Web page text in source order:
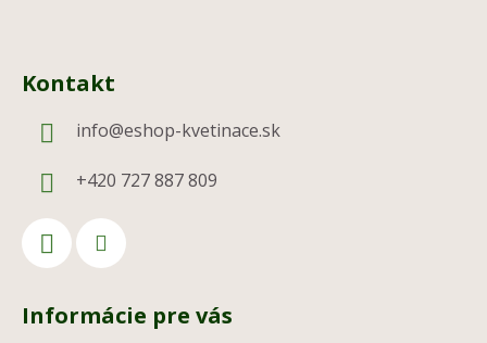
Kontakt
info@eshop-kvetinace.sk
+420 727 887 809
Informácie pre vás